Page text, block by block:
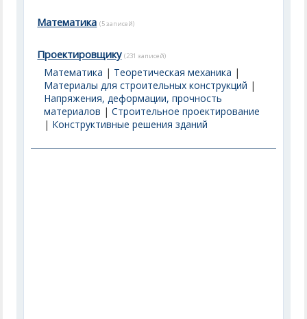
Математика (5 записей)
Проектировщику (231 записей)
Математика | Теоретическая механика |
Материалы для строительных конструкций |
Напряжения, деформации, прочность
материалов |Строительное проектирование
| Конструктивные решения зданий